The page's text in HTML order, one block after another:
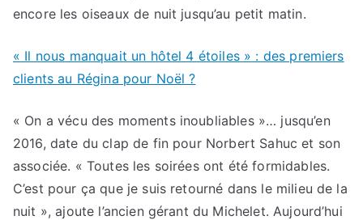
encore les oiseaux de nuit jusqu’au petit matin.
« Il nous manquait un hôtel 4 étoiles » : des premiers
clients au Régina pour Noël ?
« On a vécu des moments inoubliables »… jusqu’en
2016, date du clap de fin pour Norbert Sahuc et son
associée. « Toutes les soirées ont été formidables.
C’est pour ça que je suis retourné dans le milieu de la
nuit », ajoute l’ancien gérant du Michelet. Aujourd’hui